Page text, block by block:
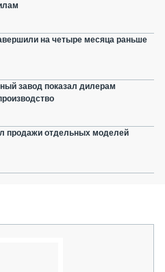
на четыре месяца раньше
завод показал дилерам
продажи отдельных моделей